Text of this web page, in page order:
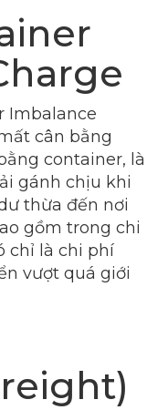
Imbalance
cân bằng
container, là
gánh chịu khi
thừa đến nơi
gồm trong chi
chỉ là chi phí
vượt quá giới